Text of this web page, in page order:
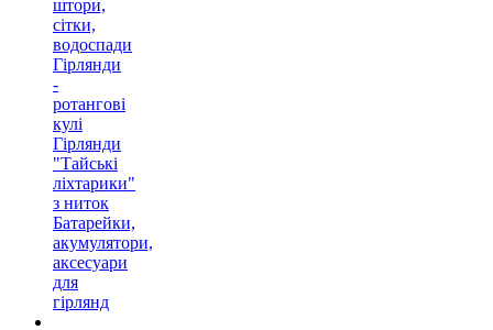
штори,
сітки,
водоспади
Гірлянди
-
ротангові
кулі
Гірлянди
"Тайські
ліхтарики"
з ниток
Батарейки,
акумулятори,
аксесуари
для
гірлянд